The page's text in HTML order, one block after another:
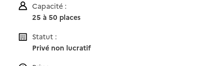
Capacité :
25 à 50 places
Statut :
Privé non lucratif